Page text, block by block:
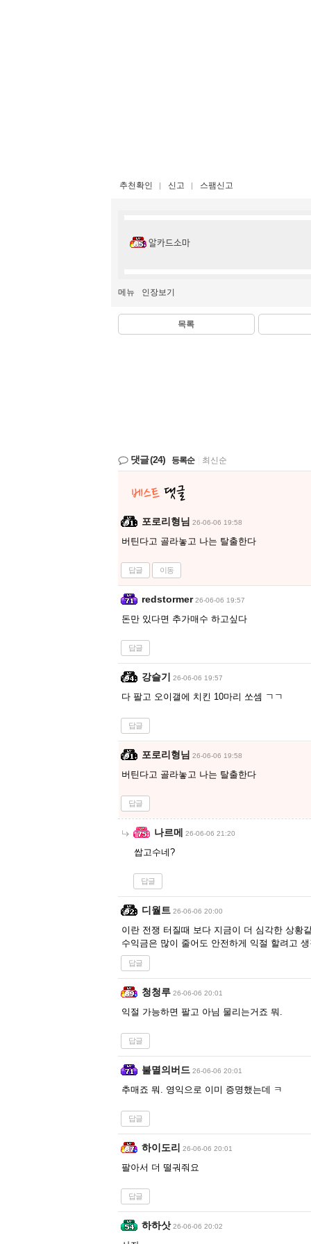
추천확인 신고 스팸신고
알카드소마
메뉴 인장보기
목록
댓글(24) 등록순 최신순
포로리형님 26-06-06 19:58
버틴다고 골라놓고 나는 탈출한다
답글 이동
redstormer 26-06-06 19:57
돈만 있다면 추가매수 하고싶다
답글
강슬기 26-06-06 19:57
다 팔고 오이갤에 치킨 10마리 쏘셈 ㄱㄱ
답글
포로리형님 26-06-06 19:58
버틴다고 골라놓고 나는 탈출한다
답글
나르메 26-06-06 21:20
쌉고수네?
답글
디월트 26-06-06 20:00
이란 전쟁 터질때 보다 지금이 더 심각한 상황
수익금은 많이 줄어도 안전하게 익절 할려고
답글
청청루 26-06-06 20:01
익절 가능하면 팔고 아님 물리는거죠 뭐.
답글
불멸의버드 26-06-06 20:01
추매죠 뭐. 영익으로 이미 증명했는데 ㅋ
답글
하이도리 26-06-06 20:01
팔아서 더 떨궈줘요
답글
하하삿 26-06-06 20:02